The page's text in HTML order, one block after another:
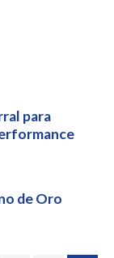
para
de Oro